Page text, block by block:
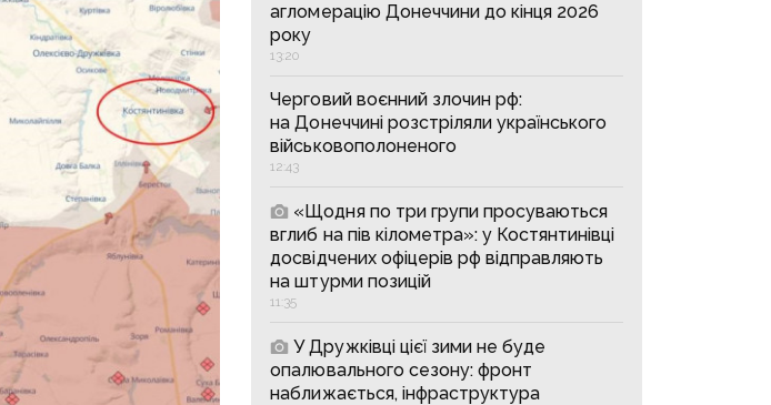
агломерацію Донеччини до кінця 2026
року
13:20
Черговий воєнний злочин рф:
на Донеччині розстріляли українського
військовополоненого
12:43
«Щодня по три групи просуваються
вглиб на пів кілометра»: у Костянтинівці
досвідчених офіцерів рф відправляють
на штурми позицій
11:35
У Дружківці цієї зими не буде
опалювального сезону: фронт
наближається, інфраструктура